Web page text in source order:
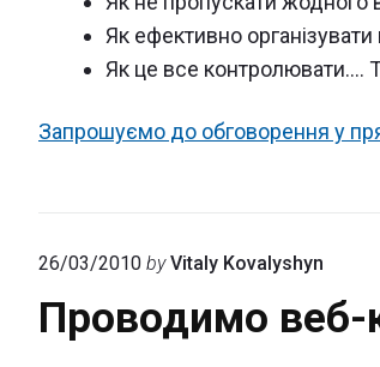
Як ефективно організувати
Як це все контролювати….
Запрошуємо до обговорення у
26/03/2010 by Vitaly Kovalyshyn
Проводимо веб-